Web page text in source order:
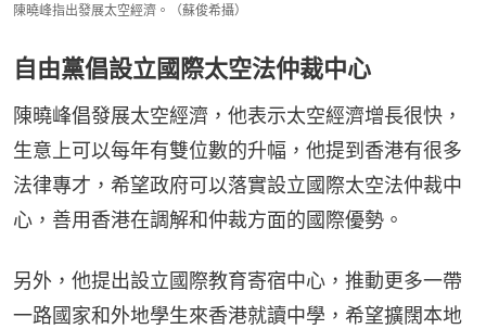
陳曉峰指出發展太空經濟。（蘇俊希攝）
自由黨倡設立國際太空法仲裁中心
陳曉峰倡發展太空經濟，他表示太空經濟增長很快，
生意上可以每年有雙位數的升幅，他提到香港有很多
法律專才，希望政府可以落實設立國際太空法仲裁中
心，善用香港在調解和仲裁方面的國際優勢。
另外，他提出設立國際教育寄宿中心，推動更多一帶
一路國家和外地學生來香港就讀中學，希望擴闊本地